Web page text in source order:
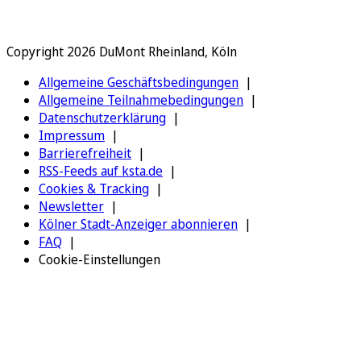
Copyright 2026 DuMont Rheinland, Köln
Allgemeine Geschäftsbedingungen
Allgemeine Teilnahmebedingungen
Datenschutzerklärung
Impressum
Barrierefreiheit
RSS-Feeds auf ksta.de
Cookies & Tracking
Newsletter
Kölner Stadt-Anzeiger abonnieren
FAQ
Cookie-Einstellungen